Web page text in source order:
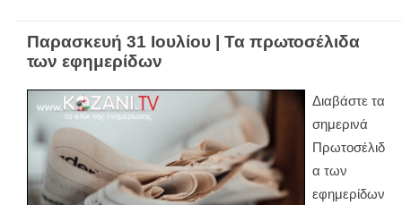
Παρασκευή 31 Ιουλίου | Τα πρωτοσέλιδα
των εφημερίδων
Διαβάστε τα
σημερινά
Πρωτοσέλιδ
α των
εφημερίδων